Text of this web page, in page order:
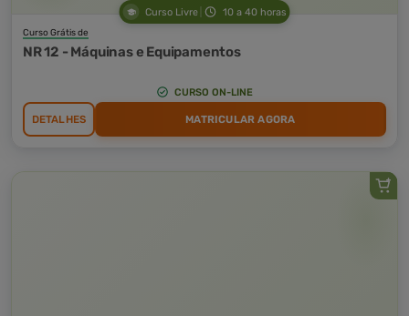
Curso Livre 10 a 40 horas
Curso Grátis de
NR 12 - Máquinas e Equipamentos
CURSO ON-LINE
DETALHES MATRICULAR AGORA